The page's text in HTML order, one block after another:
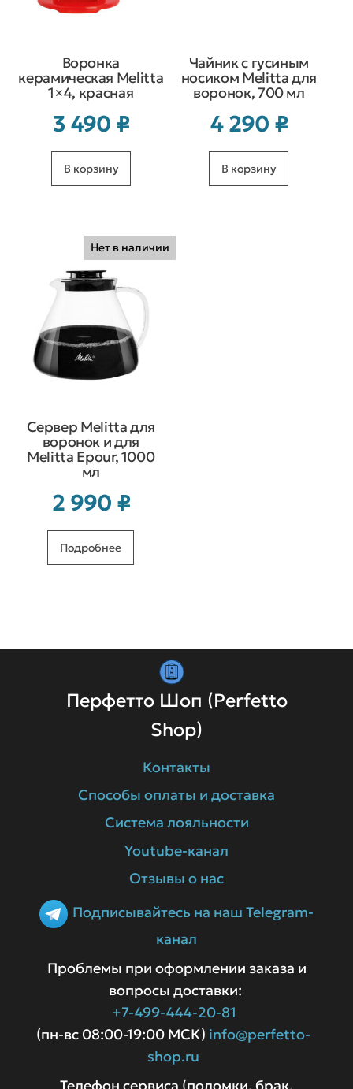
Воронка
керамическая Melitta
1×4, красная
3 490 ₽
В корзину
Чайник с гусиным
носиком Melitta для
воронок, 700 мл
4 290 ₽
В корзину
Нет в наличии
Сервер Melitta для
воронок и для
Melitta Epour, 1000
мл
2 990 ₽
Подробнее
Перфетто Шоп (Perfetto
Shop)
Контакты
Способы оплаты и доставка
Система лояльности
Youtube-канал
Отзывы о нас
Подписывайтесь на наш Telegram-
канал
Проблемы при оформлении заказа и
вопросы доставки:
+7-499-444-20-81
(пн-вс 08:00-19:00 МСК) info@perfetto-
shop.ru
Телефон сервиса (поломки, брак,